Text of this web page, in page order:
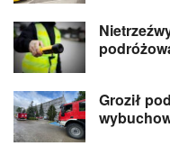
Groził